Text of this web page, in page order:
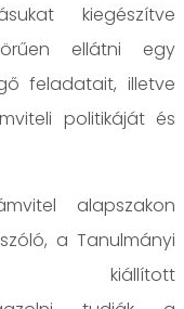
kiegészítve
ellátni egy
feladatait, illetve
politikáját és
alapszakon
a Tanulmányi